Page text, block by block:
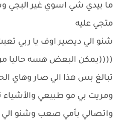
ما بيدي شي اسوي غير البجي
متجي عليه
شنو الي ديصير اوف يا ربي
((((يمكن البعض هسه حاليا
تبالغ بس هذا الي صار وهاي
ومريت بي مو طبيعي
واتصالي بأمي صعب وشنو الي